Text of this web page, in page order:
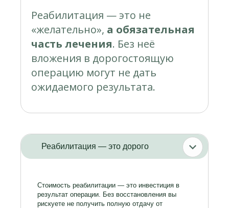
Реабилитация — это не
«желательно», а обязательная
часть лечения. Без неё
вложения в дорогостоящую
операцию могут не дать
ожидаемого результата.
Реабилитация — это дорого
Стоимость реабилитации — это инвестиция в
результат операции. Без восстановления вы
рискуете не получить полную отдачу от